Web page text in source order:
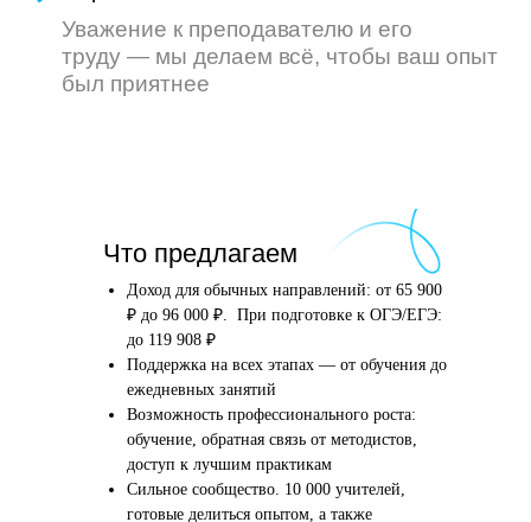
Что предлагаем
Доход для обычных направлений: от 65 900
₽ до 96 000 ₽. При подготовке к ОГЭ/ЕГЭ:
до 119 908 ₽
Поддержка на всех этапах — от обучения до
ежедневных занятий
Возможность профессионального роста:
обучение, обратная связь от методистов,
доступ к лучшим практикам
Сильное сообщество. 10 000 учителей,
готовые делиться опытом, а также
после того, как вы
оставите заявку
Английский язык Школьные предметы
Аудиоинтервью